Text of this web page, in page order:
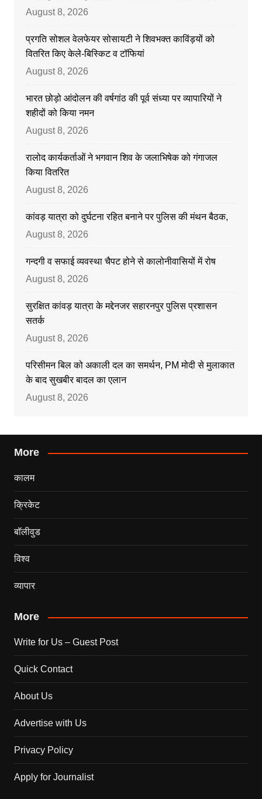
August 8, 2026
प्रगति सोशल वेलफेयर सोसायटी ने शिवभक्त काविंड़यों को
वितरित किए केले-बिस्किट व टॉफियां
August 8, 2026
भारत छोड़ो आंदोलन की वर्षगांठ की पूर्व संध्या पर व्यापारियों ने
शहीदों को किया नमन
August 8, 2026
रालोद कार्यकर्ताओं ने भगवान शिव के जलाभिषेक को गंगाजल
किया वितरित
August 8, 2026
कांवड़ यात्रा को दुर्घटना रहित बनाने पर पुलिस की मंथन बैठक,
August 8, 2026
गन्दगी व सफाई व्यवस्था चैपट होने से कालोनीवासियों में रोष
August 8, 2026
सुरक्षित कांवड़ यात्रा के मद्देनजर सहारनपुर पुलिस प्रशासन
सतर्क
August 8, 2026
परिसीमन बिल को अकाली दल का समर्थन, PM मोदी से मुलाकात
के बाद सुखबीर बादल का एलान
August 8, 2026
More
कालम
क्रिकेट
बॉलीवुड
विश्व
व्यापार
More
Write for Us – Guest Post
Quick Contact
About Us
Advertise with Us
Privacy Policy
Apply for Journalist